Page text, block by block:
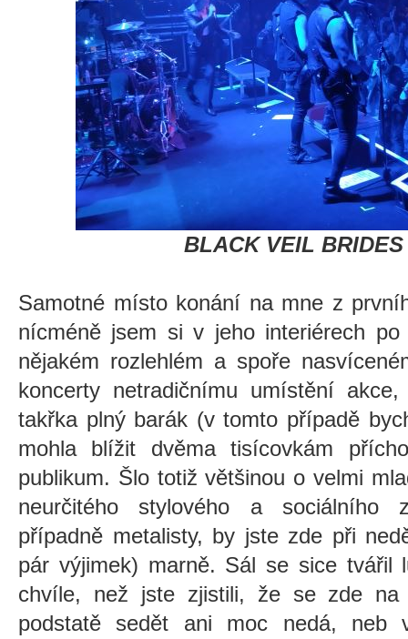
BLACK VEIL BRIDES
Samotné místo konání na mne z
nícméně jsem si v jeho interiérech
nějakém rozlehlém a spoře
koncerty netradičnímu umístění
takřka plný barák (v tomto případě
mohla blížit dvěma tisícovkám
publikum. Šlo totiž většinou o velmi
neurčitého stylového a sociálního
případně metalisty, by jste zde při
pár výjimek) marně. Sál se sice tvářil
chvíle, než jste zjistili, že se zde
podstatě sedět ani moc nedá, neb